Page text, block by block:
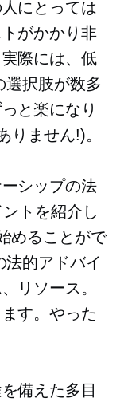
にとっては
がかかり非
際には、低
選択肢が数多
と楽になり
りません!)。
シップの法
トを紹介し
めることがで
法的アドバイ
リソース。
す。やった
備えた多目